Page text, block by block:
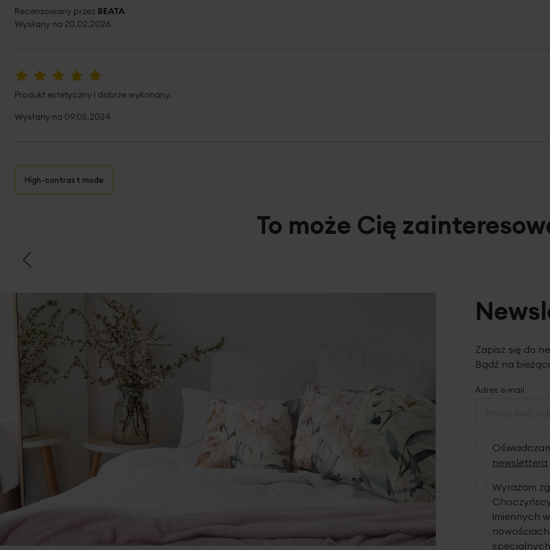
Recenzowany przez BEATA
Wysłany na 20.02.2026
Produkt estetyczny i dobrze wykonany.
Wysłany na 09.05.2024
High-contrast mode
To może Cię
Zapisz się do
Bądź na
Adres e-mail
newslettera
Wyrażam
imiennych